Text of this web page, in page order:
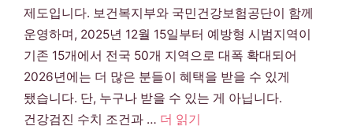
제도입니다. 보건복지부와 국민건강보험공단이 함께
운영하며, 2025년 12월 15일부터 예방형 시범지역이
기존 15개에서 전국 50개 지역으로 대폭 확대되어
2026년에는 더 많은 분들이 혜택을 받을 수 있게
됐습니다. 단, 누구나 받을 수 있는 게 아닙니다.
건강검진 수치 조건과 … 더 읽기